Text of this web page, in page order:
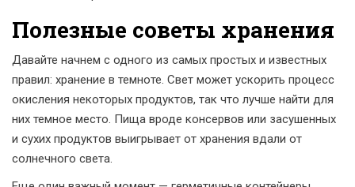
Полезные советы хранения
Давайте начнем с одного из самых простых и известных
правил: хранение в темноте. Свет может ускорить процесс
окисления некоторых продуктов, так что лучше найти для
них темное место. Пища вроде консервов или засушенных
и сухих продуктов выигрывает от хранения вдали от
солнечного света.